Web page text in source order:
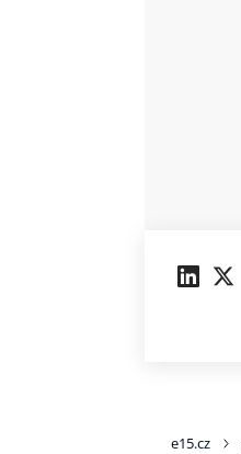
e15.cz